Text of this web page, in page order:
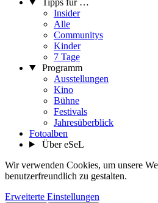
Insider
Alle
Communitys
Kinder
7 Tage
Programm
Ausstellungen
Kino
Bühne
Festivals
Jahresüberblick
Fotoalben
Über eSeL
Wir verwenden Cookies, um unsere
benutzerfreundlich zu gestalten.
Erweiterte Einstellungen